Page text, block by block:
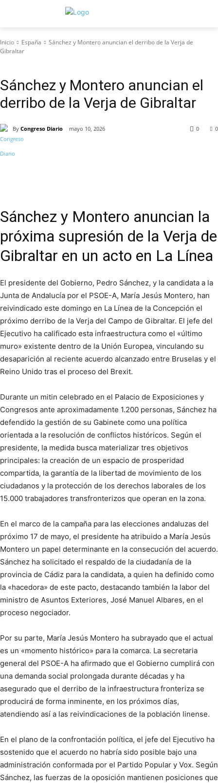
Inicio España
Sánchez y Montero anuncian el derribo de la Verja de
Gibraltar
Sánchez y Montero anuncian el
derribo de la Verja de Gibraltar
By Congreso Diario mayo 10, 2026 0
0
Sánchez y Montero anuncian la
próxima supresión de la Verja de
Gibraltar en un acto en La Línea
El presidente del Gobierno, Pedro Sánchez, y la candidata a la
Junta de Andalucía por el PSOE-A, María Jesús Montero, han
reivindicado este domingo en La Línea de la Concepción el
próximo derribo de la Verja del Campo de Gibraltar. El jefe del
Ejecutivo ha calificado esta infraestructura como el «último
muro» existente dentro de la Unión Europea, vinculando su
desaparición al reciente acuerdo alcanzado entre Bruselas y el
Reino Unido tras el proceso del Brexit.
Durante un mitin celebrado en el Palacio de Exposiciones y
Congresos ante aproximadamente 1.200 personas, Sánchez ha
defendido la gestión de su Gabinete como una política
orientada a la resolución de conflictos históricos. Según el
presidente, la medida busca materializar tres objetivos
principales: la creación de un espacio de prosperidad
compartida, la garantía de la libertad de movimiento de los
ciudadanos y la protección de los derechos laborales de los
15.000 trabajadores transfronterizos que operan en la zona.
En el marco de la campaña para las elecciones andaluzas del
próximo 17 de mayo, el presidente ha atribuido a María Jesús
Montero un papel determinante en la consecución del acuerdo.
Sánchez ha solicitado el respaldo de la ciudadanía de la
provincia de Cádiz para la candidata, a quien ha definido como
la «hacedora» de este pacto, destacando también la labor del
ministro de Asuntos Exteriores, José Manuel Albares, en el
proceso negociador.
Por su parte, María Jesús Montero ha subrayado que el actual
es un «momento histórico» para la comarca. La secretaria
general del PSOE-A ha afirmado que el Gobierno cumplirá con
una demanda social prolongada durante décadas y ha
asegurado que el derribo de la infraestructura fronteriza se
producirá de forma inminente, en los próximos días,
atendiendo así a las reivindicaciones de la población linense.
En el plano de la confrontación política, el jefe del Ejecutivo ha
sostenido que el acuerdo no habría sido posible bajo una
administración conformada por el Partido Popular y Vox. Según
Sánchez, las fuerzas de la oposición mantienen posiciones que